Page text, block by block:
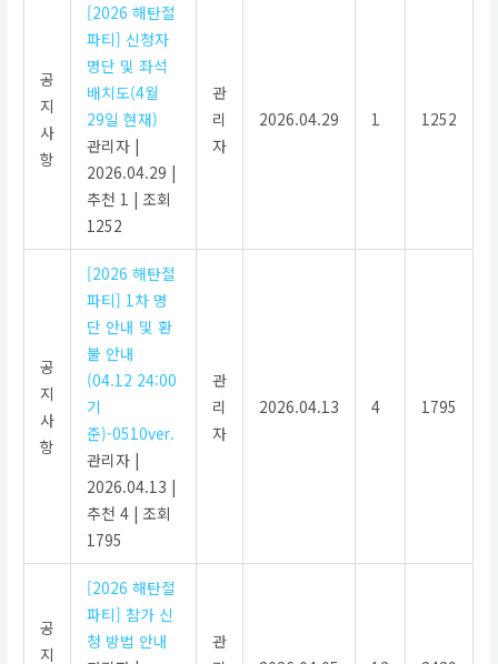
공
지
사
항
[2026 해탄절
파티] 신청자
명단 및 좌석
배치도(4월
29일 현재)
관리자 |
2026.04.29 |
추천 1 | 조회
1252
관
리
자
2026.04.29 1 1252
공
지
사
항
[2026 해탄절
파티] 1차 명
단 안내 및 환
불 안내
(04.12 24:00
기
준)-0510ver.
관리자 |
2026.04.13 |
추천 4 | 조회
1795
관
리
자
2026.04.13 4 1795
공
지
[2026 해탄절
파티] 참가 신
청 방법 안내
관